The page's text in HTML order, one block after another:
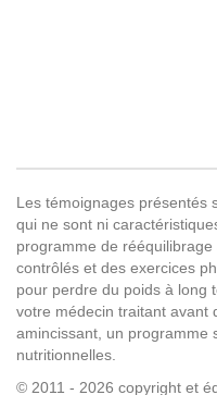
Les témoignages présentés
qui ne sont ni
programme de
contrôlés et des exercices
pour perdre du poids à long
votre médecin traitant avant
amincissant, un programme
nutritionnelles.
© 2011 - 2026 copyright et